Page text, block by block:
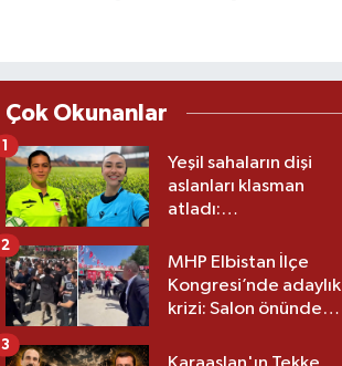
Çok Okunanlar
Yeşil sahaların dişi
aslanları klasman
atladı:
üst lige iki transfer!
1
MHP Elbistan İlçe
Kongresi’nde adaylık
krizi: Salon önünde
2
3